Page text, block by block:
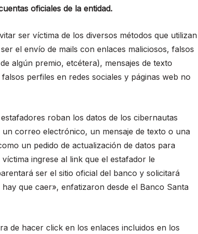
oficiales de la entidad.
ser víctima de los diversos métodos que utilizan
el envío de mails con enlaces maliciosos, falsos
algún premio, etcétera), mensajes de texto
perfiles en redes sociales y páginas web no
roban los datos de los cibernautas
correo electrónico, un mensaje de texto o una
un pedido de actualización de datos para
ingrese al link que el estafador le
ser el sitio oficial del banco y solicitará
que caer», enfatizaron desde el Banco Santa
de hacer click en los enlaces incluidos en los